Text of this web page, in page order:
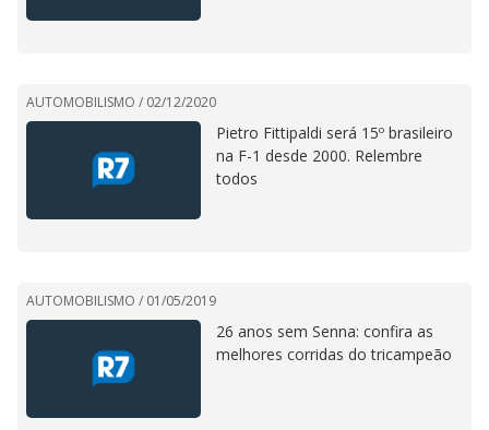
AUTOMOBILISMO / 02/12/2020
Pietro Fittipaldi será 15º brasileiro
na F-1 desde 2000. Relembre
todos
AUTOMOBILISMO / 01/05/2019
26 anos sem Senna: confira as
melhores corridas do tricampeão